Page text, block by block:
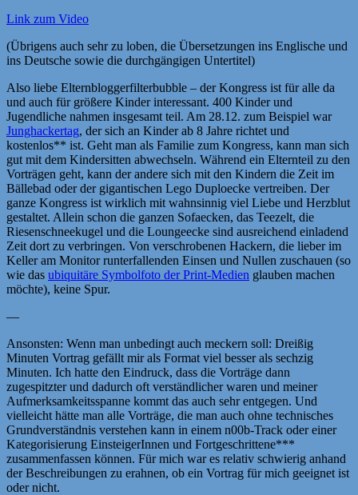
Link zum Video
(Übrigens auch sehr zu loben, die Übersetzungen ins Englische und
ins Deutsche sowie die durchgängigen Untertitel)
Also liebe Elternbloggerfilterbubble – der Kongress ist für alle da
und auch für größere Kinder interessant. 400 Kinder und
Jugendliche nahmen insgesamt teil. Am 28.12. zum Beispiel war
Junghackertag, der sich an Kinder ab 8 Jahre richtet und
kostenlos** ist. Geht man als Familie zum Kongress, kann man sich
gut mit dem Kindersitten abwechseln. Während ein Elternteil zu den
Vorträgen geht, kann der andere sich mit den Kindern die Zeit im
Bällebad oder der gigantischen Lego Duploecke vertreiben. Der
ganze Kongress ist wirklich mit wahnsinnig viel Liebe und Herzblut
gestaltet. Allein schon die ganzen Sofaecken, das Teezelt, die
Riesenschneekugel und die Loungeecke sind ausreichend einladend
Zeit dort zu verbringen. Von verschrobenen Hackern, die lieber im
Keller am Monitor runterfallenden Einsen und Nullen zuschauen (so
wie das ubiquitäre Symbolfoto der Print-Medien glauben machen
möchte), keine Spur.
—
Ansonsten: Wenn man unbedingt auch meckern soll: Dreißig
Minuten Vortrag gefällt mir als Format viel besser als sechzig
Minuten. Ich hatte den Eindruck, dass die Vorträge dann
zugespitzter und dadurch oft verständlicher waren und meiner
Aufmerksamkeitsspanne kommt das auch sehr entgegen. Und
vielleicht hätte man alle Vorträge, die man auch ohne technisches
Grundverständnis verstehen kann in einem n00b-Track oder einer
Kategorisierung EinsteigerInnen und Fortgeschrittene***
zusammenfassen können. Für mich war es relativ schwierig anhand
der Beschreibungen zu erahnen, ob ein Vortrag für mich geeignet ist
oder nicht.